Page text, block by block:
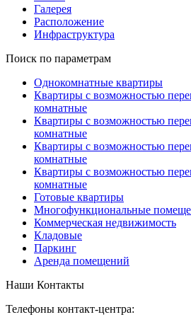
Галерея
Расположение
Инфраструктура
Поиск по параметрам
Однокомнатные квартиры
Квартиры с возможностью
комнатные
Квартиры с возможностью
комнатные
Квартиры с возможностью
комнатные
Квартиры с возможностью
комнатные
Готовые квартиры
Многофункциональные
Коммерческая недвижимость
Кладовые
Паркинг
Аренда помещений
Наши Контакты
Телефоны контакт-центра: